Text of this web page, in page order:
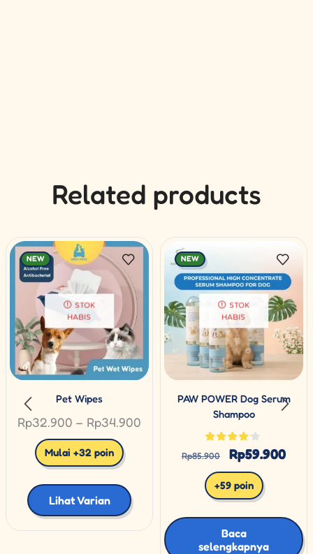
Related products
NEW
STOK
HABIS
Pet Wipes
Rp32.900 – Rp34.900
Mulai +32 poin
Lihat Varian
NEW
STOK
HABIS
PAW POWER Dog Serum
Shampoo
Rp85.900 Rp59.900
+59 poin
Baca
selengkapnya